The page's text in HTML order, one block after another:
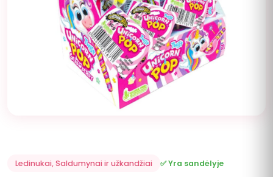
Ledinukai,Saldumynai ir užkandžiai ✅ Yra sandėlyje